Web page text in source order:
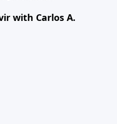
with Carlos A.